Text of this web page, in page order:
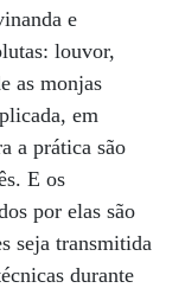
e
louvor,
as monjas
em
a prática são
E os
por elas são
seja transmitida
durante